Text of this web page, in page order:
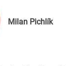
Milan Pichlík